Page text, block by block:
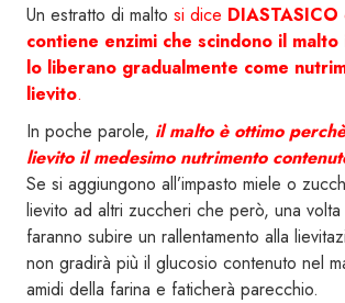
Un estratto di malto si dice DIASTASICO
contiene enzimi che scindono il
lo liberano gradualmente come
lievito.
In poche parole, il malto è ottimo
lievito il medesimo nutrimento
Se si aggiungono all’impasto miele o
lievito ad altri zuccheri che però, una volta
faranno subire un rallentamento alla
non gradirà più il glucosio contenuto nel
amidi della farina e faticherà parecchio.